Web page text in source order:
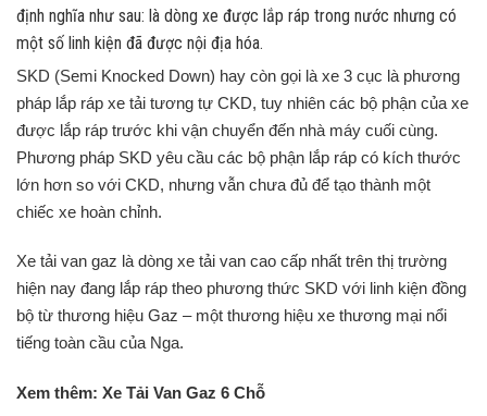
định nghĩa như sau: là dòng xe được lắp ráp trong nước nhưng có
một số linh kiện đã được nội địa hóa.
SKD (Semi Knocked Down) hay còn gọi là xe 3 cục là phương
pháp lắp ráp xe tải tương tự CKD, tuy nhiên các bộ phận của xe
được lắp ráp trước khi vận chuyển đến nhà máy cuối cùng.
Phương pháp SKD yêu cầu các bộ phận lắp ráp có kích thước
lớn hơn so với CKD, nhưng vẫn chưa đủ để tạo thành một
chiếc xe hoàn chỉnh.
Xe tải van gaz là dòng xe tải van cao cấp nhất trên thị trường
hiện nay đang lắp ráp theo phương thức SKD với linh kiện đồng
bộ từ thương hiệu Gaz – một thương hiệu xe thương mại nổi
tiếng toàn cầu của Nga.
Xem thêm: Xe Tải Van Gaz 6 Chỗ